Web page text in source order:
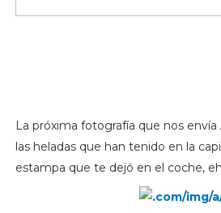
La próxima fotografía que nos envía
las heladas que han tenido en la
estampa que te dejó en el coche, eh